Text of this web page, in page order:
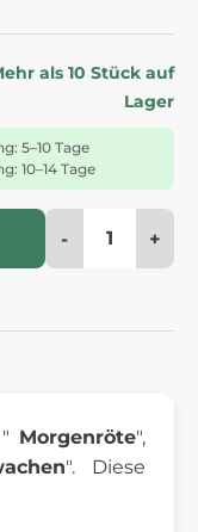
als 10 Stück auf
Lager
5–10 Tage
10–14 Tage
- +
Morgenröte",
". Diese